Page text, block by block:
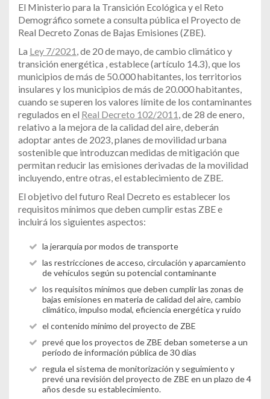
El Ministerio para la Transición Ecológica y el Reto
Demográfico somete a consulta pública el Proyecto de
Real Decreto Zonas de Bajas Emisiones (ZBE).
La Ley 7/2021 , de 20 de mayo, de cambio climático y
transición energética , establece (artículo 14.3), que los
municipios de más de 50.000 habitantes, los territorios
insulares y los municipios de más de 20.000 habitantes,
cuando se superen los valores límite de los contaminantes
regulados en el Real Decreto 102/2011 , de 28 de enero,
relativo a la mejora de la calidad del aire, deberán
adoptar antes de 2023, planes de movilidad urbana
sostenible que introduzcan medidas de mitigación que
permitan reducir las emisiones derivadas de la movilidad
incluyendo, entre otras, el establecimiento de ZBE.
El objetivo del futuro Real Decreto es establecer los
requisitos mínimos que deben cumplir estas ZBE e
incluirá los siguientes aspectos:
la jerarquía por modos de transporte
las restricciones de acceso, circulación y aparcamiento
de vehículos según su potencial contaminante
los requisitos mínimos que deben cumplir las zonas de
bajas emisiones en materia de calidad del aire, cambio
climático, impulso modal, eficiencia energética y ruido
el contenido mínimo del proyecto de ZBE
prevé que los proyectos de ZBE deban someterse a un
período de información pública de 30 días
regula el sistema de monitorización y seguimiento y
prevé una revisión del proyecto de ZBE en un plazo de 4
años desde su establecimiento.